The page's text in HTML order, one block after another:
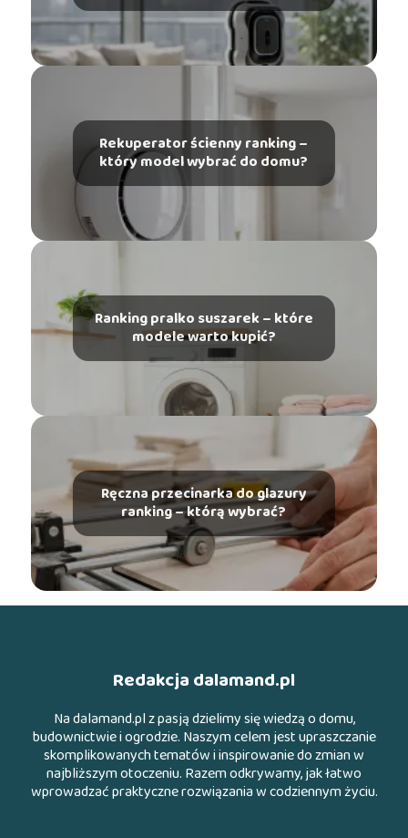
Rekuperator ścienny ranking –
który model wybrać do domu?
Ranking pralko suszarek – które
modele warto kupić?
Ręczna przecinarka do glazury
ranking – którą wybrać?
Redakcja dalamand.pl
Na dalamand.pl z pasją dzielimy się wiedzą o domu,
budownictwie i ogrodzie. Naszym celem jest upraszczanie
skomplikowanych tematów i inspirowanie do zmian w
najbliższym otoczeniu. Razem odkrywamy, jak łatwo
wprowadzać praktyczne rozwiązania w codziennym życiu.